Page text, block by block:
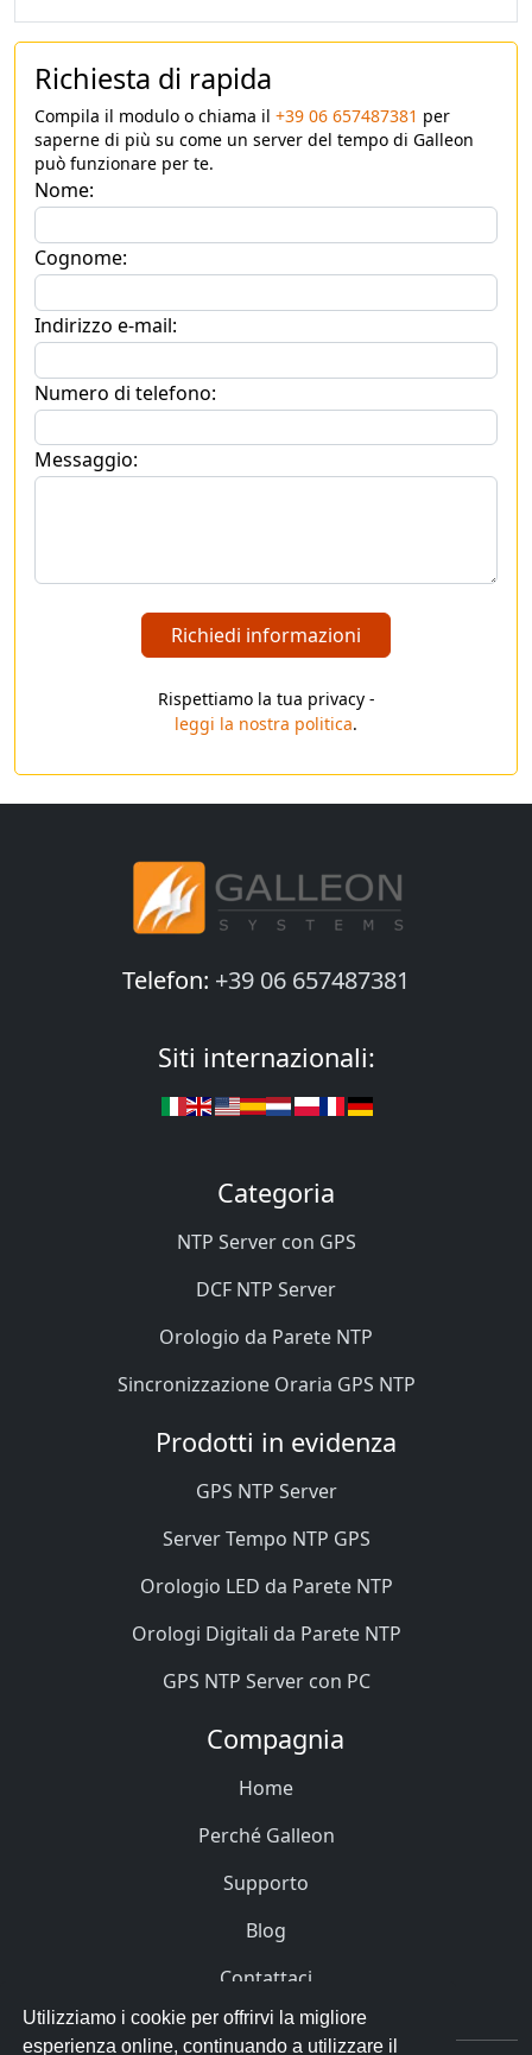
Utilizziamo i cookie per offrirvi la migliore
esperienza online, continuando a utilizzare il
Richiesta di rapida
Compila il modulo o chiama il +39 06 657487381 per
saperne di più su come un server del tempo di Galleon
può funzionare per te.
Nome:
Cognome:
Indirizzo e-mail:
Numero di telefono:
Messaggio:
Richiedi informazioni
Rispettiamo la tua privacy -
leggi la nostra politica.
Telefon: +39 06 657487381
Siti internazionali:
Categoria
NTP Server con GPS
DCF NTP Server
Orologio da Parete NTP
Sincronizzazione Oraria GPS NTP
Prodotti in evidenza
GPS NTP Server
Server Tempo NTP GPS
Orologio LED da Parete NTP
Orologi Digitali da Parete NTP
GPS NTP Server con PC
Compagnia
Home
Perché Galleon
Supporto
Blog
Contattaci